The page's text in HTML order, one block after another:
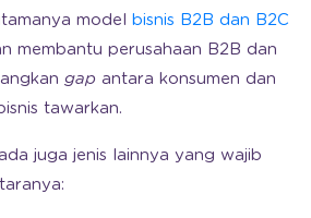
model bisnis B2B dan B2C
membantu perusahaan B2B dan
gap antara konsumen dan
tawarkan.
juga jenis lainnya yang wajib